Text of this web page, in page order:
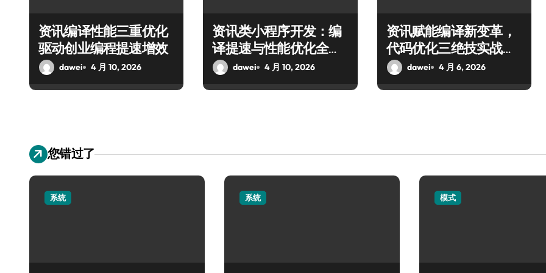
资讯编译性能三重优化
驱动创业编程提速增效
dawei 4 月 10, 2026
资讯类小程序开发：编
译提速与性能优化全指
南
dawei 4 月 10, 2026
资讯赋能编译新变革，
代码优化三绝技实战分
享
dawei 4 月 6, 2026
您错过了
系统 系统 模式